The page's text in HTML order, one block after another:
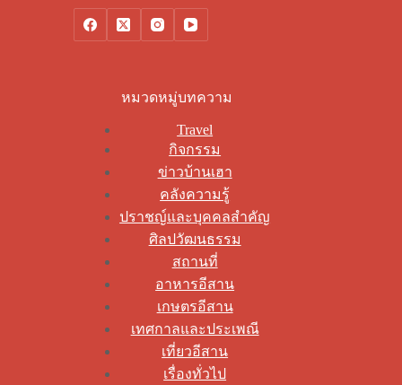
หมวดหมู่บทความ
Travel
กิจกรรม
ข่าวบ้านเฮา
คลังความรู้
ปราชญ์และบุคคลสำคัญ
ศิลปวัฒนธรรม
สถานที่
อาหารอีสาน
เกษตรอีสาน
เทศกาลและประเพณี
เที่ยวอีสาน
เรื่องทั่วไป